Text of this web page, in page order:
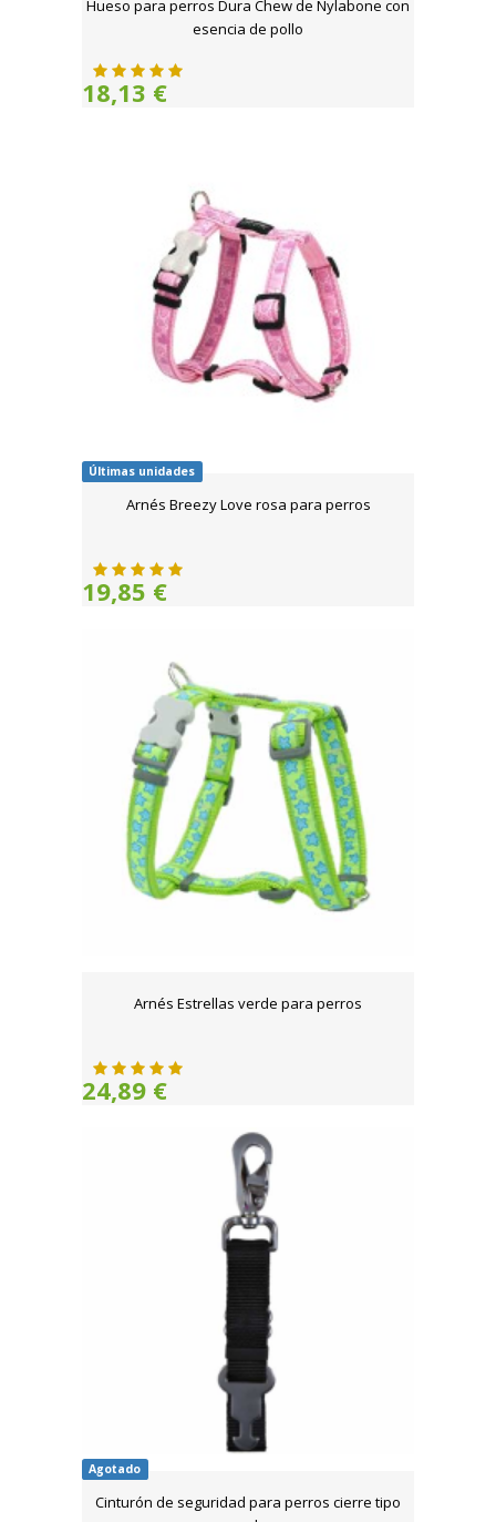
Hueso para perros Dura Chew de Nylabone con
esencia de pollo
18,13 €
Últimas unidades
Arnés Breezy Love rosa para perros
19,85 €
Arnés Estrellas verde para perros
24,89 €
Agotado
Cinturón de seguridad para perros cierre tipo